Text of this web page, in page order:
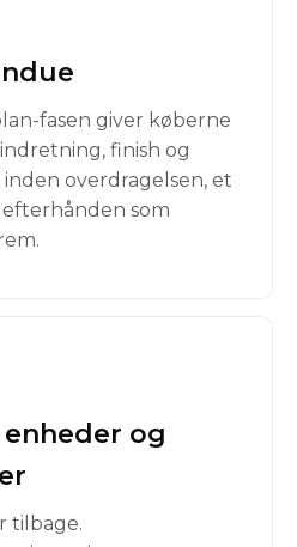
fasen giver køberne
finish og
overdragelsen, et
som
og
tilbage.